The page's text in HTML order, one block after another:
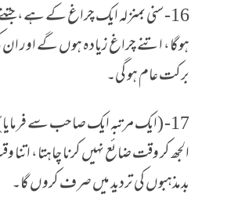
16- سنی بمنزلہ ایک چراغ کے ہے،
ہوگا، اتنے چراغ زیادہ ہوں گے اور ان
برکت عام ہو گی۔
17- (ایک مرتبہ ایک صاحب سے
الجھ کر وقت ضائع نہیں کرنا چاہتا، اتنا
بدمذہبوں کی تردید میں صرف کروں گا۔